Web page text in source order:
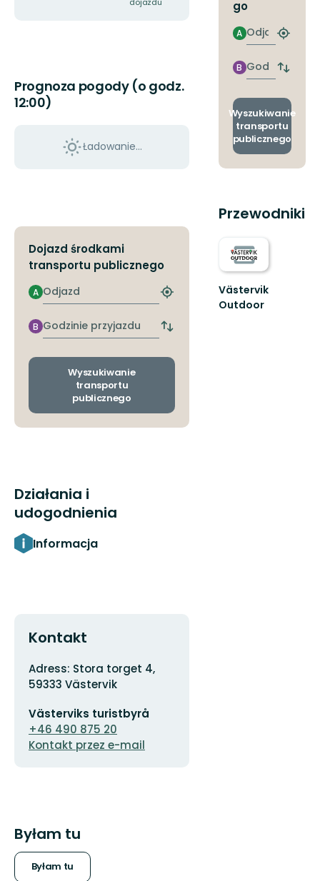
Prognoza pogody (o godz.
12:00)
Ładowanie...
Dojazd środkami
transportu publicznego
Odjazd
A
Znajdź
przystanek
Godzinie
przyjazdu
B
Zmiana
odjazdu
Wyszukiwanie
transportu
publicznego
Działania i
udogodnienia
Informacja
Kontakt
Adres
Adress: Stora torget 4,
59333 Västervik
e-
mail
Västerviks turistbyrå
+46 490 875 20
Kontakt przez e-mail
Byłam tu
Byłam tu
go
Odjazd
A
Znajdź
Godzinie
przyjazdu
B
Zmiana
i
Wyszukiwanie
transportu
publicznego
Przewodniki
Västervik
Outdoor